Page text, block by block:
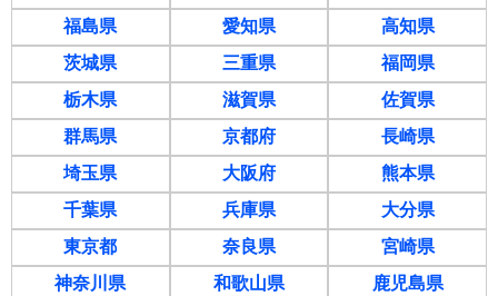
福島県
茨城県
栃木県
群馬県
埼玉県
千葉県
東京都
神奈川県
愛知県
三重県
滋賀県
京都府
大阪府
兵庫県
奈良県
和歌山県
高知県
福岡県
佐賀県
長崎県
熊本県
大分県
宮崎県
鹿児島県